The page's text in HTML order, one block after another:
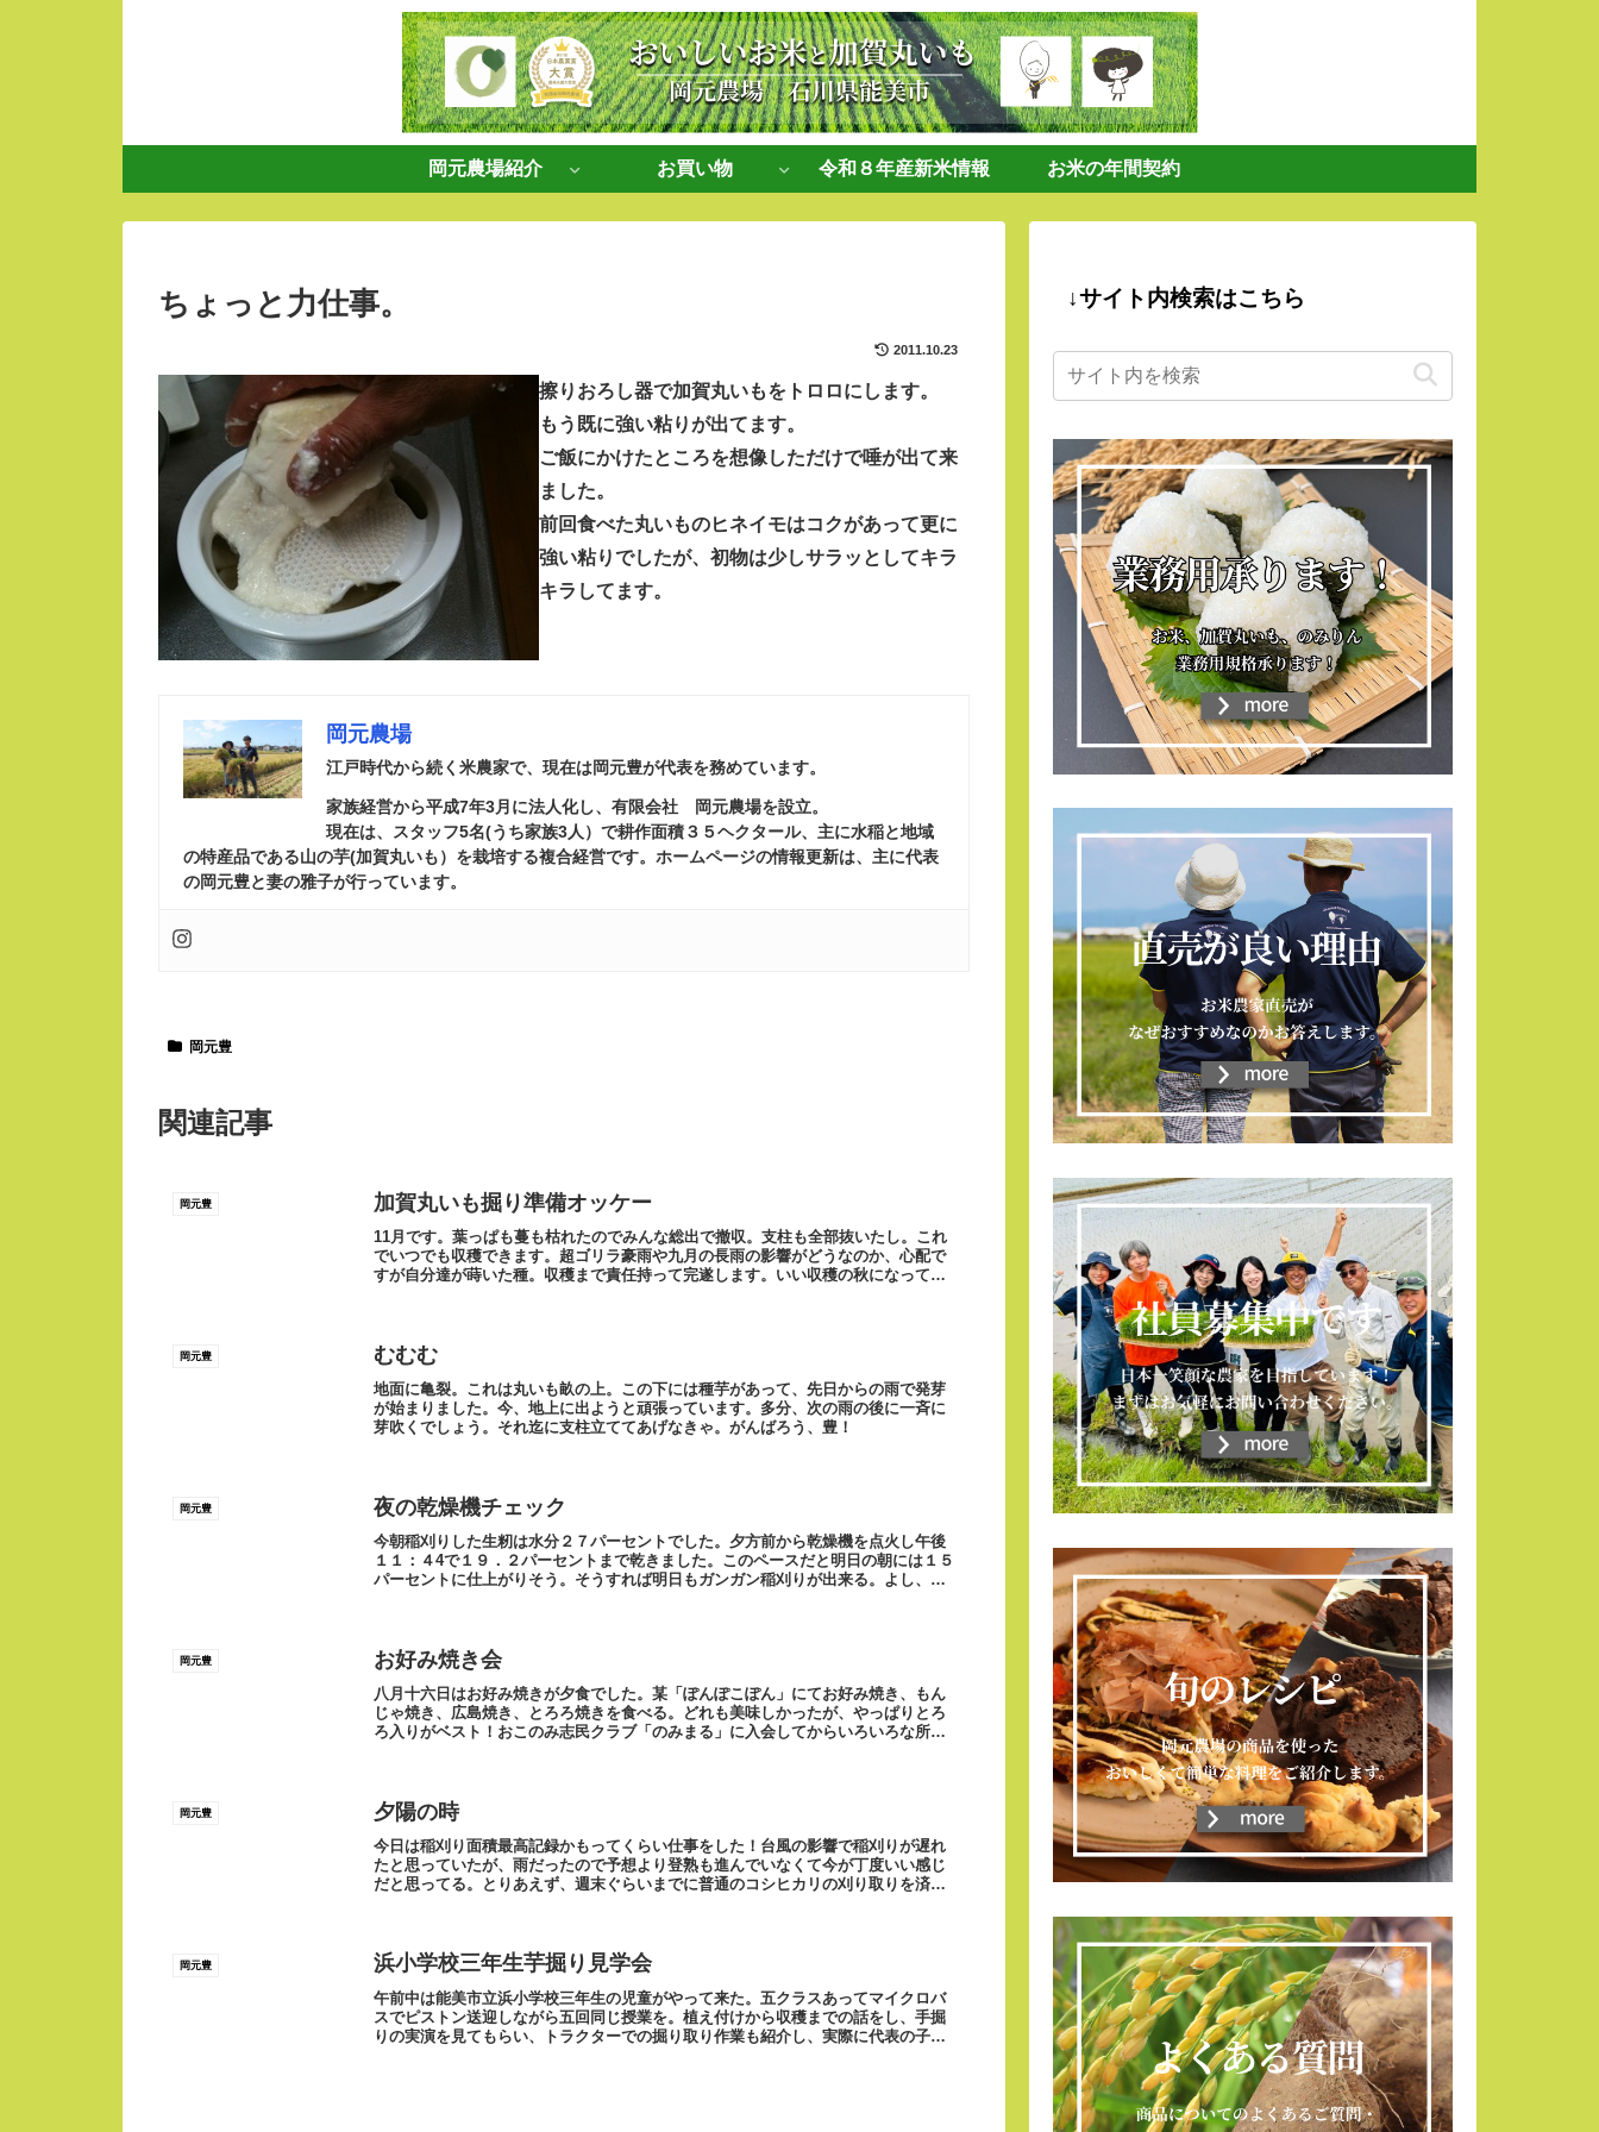
岡元農場紹介 お買い物 令和８年産新米情報 お米の年間契約
ちょっと力仕事。
2011.10.23
擦りおろし器で加賀丸いもをトロロにします。
もう既に強い粘りが出てます。
ご飯にかけたところを想像しただけで唾が出て来
ました。
前回食べた丸いものヒネイモはコクがあって更に
強い粘りでしたが、初物は少しサラッとしてキラ
キラしてます。
岡元農場
江戸時代から続く米農家で、現在は岡元豊が代表を務めています。
家族経営から平成7年3月に法人化し、有限会社 岡元農場を設立。
現在は、スタッフ5名(うち家族3人）で耕作面積３５ヘクタール、主に水稲と地域
の特産品である山の芋(加賀丸いも）を栽培する複合経営です。ホームページの情報更新は、主に代表
の岡元豊と妻の雅子が行っています。
岡元豊
関連記事
岡元豊 加賀丸いも掘り準備オッケー
11月です。葉っぱも蔓も枯れたのでみんな総出で撤収。支柱も全部抜いたし。これ
でいつでも収穫できます。超ゴリラ豪雨や九月の長雨の影響がどうなのか、心配で
すが自分達が蒔いた種。収穫まで責任持って完遂します。いい収穫の秋になって欲
岡元豊 むむむ
地面に亀裂。これは丸いも畝の上。この下には種芋があって、先日からの雨で発芽
が始まりました。今、地上に出ようと頑張っています。多分、次の雨の後に一斉に
芽吹くでしょう。それ迄に支柱立ててあげなきゃ。がんばろう、豊！
岡元豊 夜の乾燥機チェック
今朝稲刈りした生籾は水分２７パーセントでした。夕方前から乾燥機を点火し午後
１１：４4で１９．２パーセントまで乾きました。このペースだと明日の朝には１５
パーセントに仕上がりそう。そうすれば明日もガンガン稲刈りが出来る。よし、家
岡元豊 お好み焼き会
八月十六日はお好み焼きが夕食でした。某「ぽんぽこぽん」にてお好み焼き、もん
じゃ焼き、広島焼き、とろろ焼きを食べる。どれも美味しかったが、やっぱりとろ
ろ入りがベスト！おこのみ志民クラブ「のみまる」に入会してからいろいろな所で
岡元豊 夕陽の時
今日は稲刈り面積最高記録かもってくらい仕事をした！台風の影響で稲刈りが遅れ
たと思っていたが、雨だったので予想より登熟も進んでいなくて今が丁度いい感じ
だと思ってる。とりあえず、週末ぐらいまでに普通のコシヒカリの刈り取りを済ま
岡元豊 浜小学校三年生芋掘り見学会
午前中は能美市立浜小学校三年生の児童がやって来た。五クラスあってマイクロバ
スでピストン送迎しながら五回同じ授業を。植え付けから収穫までの話をし、手掘
りの実演を見てもらい、トラクターでの掘り取り作業も紹介し、実際に代表の子供
↓サイト内検索はこちら